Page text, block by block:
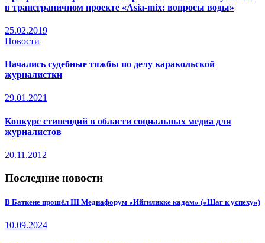
в трансграничном проекте «Asia-mix: вопросы воды»
25.02.2019
Новости
Начались судебные тяжбы по делу каракольской
журналистки
29.01.2021
Конкурс стипендий в области социальных медиа для
журналистов
20.11.2012
Последние новости
В Баткене прошёл III Медиафорум «Ийгиликке кадам» («Шаг к успеху»)
10.09.2024